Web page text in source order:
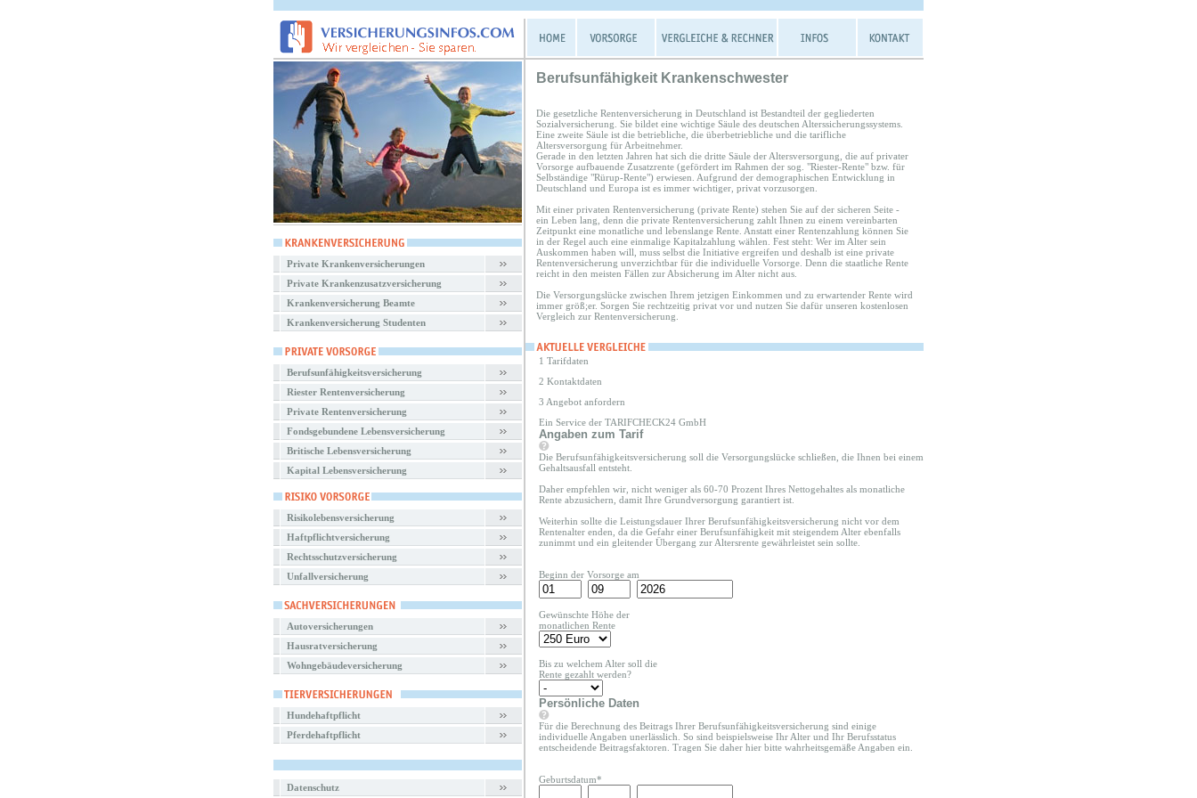
Private Krankenversicherungen
Private Krankenzusatzversicherung
Krankenversicherung Beamte
Krankenversicherung Studenten
Berufsunfähigkeitsversicherung
Riester Rentenversicherung
Private Rentenversicherung
Fondsgebundene Lebensversicherung
Britische Lebensversicherung
Kapital Lebensversicherung
Risikolebensversicherung
Haftpflichtversicherung
Rechtsschutzversicherung
Unfallversicherung
Autoversicherungen
Hausratversicherung
Wohngebäudeversicherung
Hundehaftpflicht
Pferdehaftpflicht
Datenschutz
Berufsunfähigkeit Krankenschwester
Die gesetzliche Rentenversicherung in Deutschland ist Bestandteil der gegliederten
Sozialversicherung. Sie bildet eine wichtige Säule des deutschen Alterssicherungssystems.
Eine zweite Säule ist die betriebliche, die überbetriebliche und die tarifliche
Altersversorgung für Arbeitnehmer.
Gerade in den letzten Jahren hat sich die dritte Säule der Altersversorgung, die auf privater
Vorsorge aufbauende Zusatzrente (gefördert im Rahmen der sog. "Riester-Rente" bzw. für
Selbständige "Rürup-Rente") erwiesen. Aufgrund der demographischen Entwicklung in
Deutschland und Europa ist es immer wichtiger, privat vorzusorgen.
Mit einer privaten Rentenversicherung (private Rente) stehen Sie auf der sicheren Seite -
ein Leben lang, denn die private Rentenversicherung zahlt Ihnen zu einem vereinbarten
Zeitpunkt eine monatliche und lebenslange Rente. Anstatt einer Rentenzahlung können Sie
in der Regel auch eine einmalige Kapitalzahlung wählen. Fest steht: Wer im Alter sein
Auskommen haben will, muss selbst die Initiative ergreifen und deshalb ist eine private
Rentenversicherung unverzichtbar für die individuelle Vorsorge. Denn die staatliche Rente
reicht in den meisten Fällen zur Absicherung im Alter nicht aus.
Die Versorgungslücke zwischen Ihrem jetzigen Einkommen und zu erwartender Rente wird
immer größ;er. Sorgen Sie rechtzeitig privat vor und nutzen Sie dafür unseren kostenlosen
Vergleich zur Rentenversicherung.
1 Tarifdaten
2 Kontaktdaten
3 Angebot anfordern
Ein Service der TARIFCHECK24 GmbH
Angaben zum Tarif
Die Berufsunfähigkeitsversicherung soll die Versorgungslücke schließen, die Ihnen bei einem
Gehaltsausfall entsteht.
Daher empfehlen wir, nicht weniger als 60-70 Prozent Ihres Nettogehaltes als monatliche
Rente abzusichern, damit Ihre Grundversorgung garantiert ist.
Weiterhin sollte die Leistungsdauer Ihrer Berufsunfähigkeitsversicherung nicht vor dem
Rentenalter enden, da die Gefahr einer Berufsunfähigkeit mit steigendem Alter ebenfalls
zunimmt und ein gleitender Übergang zur Altersrente gewährleistet sein sollte.
Beginn der Vorsorge am
Gewünschte Höhe der
monatlichen Rente
Bis zu welchem Alter soll die
Rente gezahlt werden?
Persönliche Daten
Für die Berechnung des Beitrags Ihrer Berufsunfähigkeitsversicherung sind einige
individuelle Angaben unerlässlich. So sind beispielsweise Ihr Alter und Ihr Berufsstatus
entscheidende Beitragsfaktoren. Tragen Sie daher hier bitte wahrheitsgemäße Angaben ein.
Geburtsdatum*